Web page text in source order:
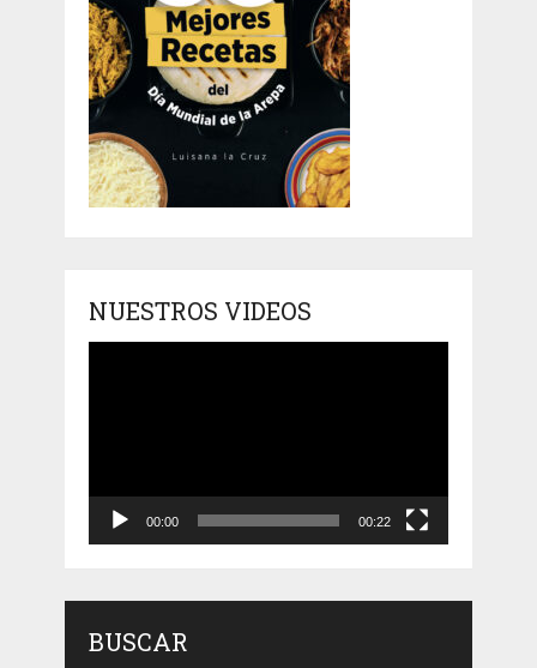
NUESTROS VIDEOS
00:00 00:22
BUSCAR